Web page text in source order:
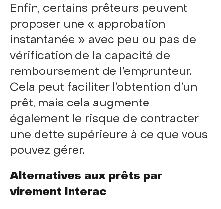
Enfin, certains prêteurs peuvent
proposer une « approbation
instantanée » avec peu ou pas de
vérification de la capacité de
remboursement de l’emprunteur.
Cela peut faciliter l’obtention d’un
prêt, mais cela augmente
également le risque de contracter
une dette supérieure à ce que vous
pouvez gérer.
Alternatives aux prêts par
virement Interac